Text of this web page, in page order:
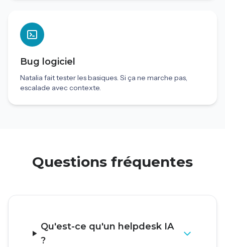
Bug logiciel
Natalia fait tester les basiques. Si ça ne marche pas,
escalade avec contexte.
Questions fréquentes
Qu'est-ce qu'un helpdesk IA
?